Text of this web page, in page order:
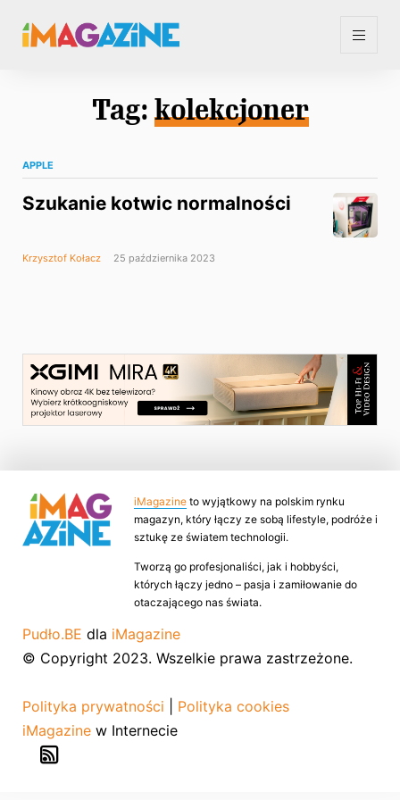
Tag: kolekcjoner
APPLE
Szukanie kotwic normalności
Krzysztof Kołacz 25 października 2023
iMagazine to wyjątkowy na polskim rynku
magazyn, który łączy ze sobą lifestyle, podróże i
sztukę ze światem technologii.
Tworzą go profesjonaliści, jak i hobbyści,
których łączy jedno – pasja i zamiłowanie do
otaczającego nas świata.
Pudło.BE dla iMagazine
© Copyright 2023. Wszelkie prawa zastrzeżone.
Polityka prywatności
Polityka cookies
iMagazine w Internecie